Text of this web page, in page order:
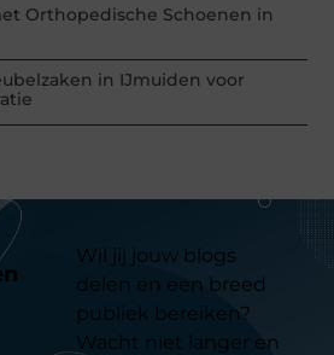
Orthopedische Schoenen in
in IJmuiden voor
Wil jij jouw blogs
delen en een breed
publiek bereiken?
Wacht niet langer en